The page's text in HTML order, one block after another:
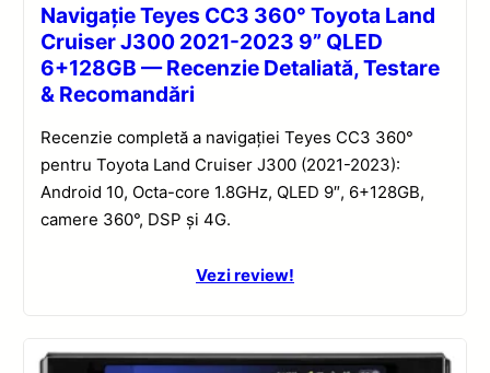
Navigație Teyes CC3 360° Toyota Land
Cruiser J300 2021-2023 9” QLED
6+128GB — Recenzie Detaliată, Testare
& Recomandări
Recenzie completă a navigației Teyes CC3 360°
pentru Toyota Land Cruiser J300 (2021-2023):
Android 10, Octa-core 1.8GHz, QLED 9″, 6+128GB,
camere 360°, DSP și 4G.
Vezi review!